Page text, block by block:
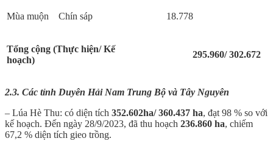
Mùa muộn Chín sáp 18.778
Tổng cộng (Thực hiện/ Kế
hoạch)
295.960/ 302.672
2.3. Các tỉnh Duyên Hải Nam Trung Bộ và Tây Nguyên
– Lúa Hè Thu: có diện tích 352.602ha/ 360.437 ha, đạt 98 % so với
kế hoạch. Đến ngày 28/9/2023, đã thu hoạch 236.860 ha, chiếm
67,2 % diện tích gieo trồng.